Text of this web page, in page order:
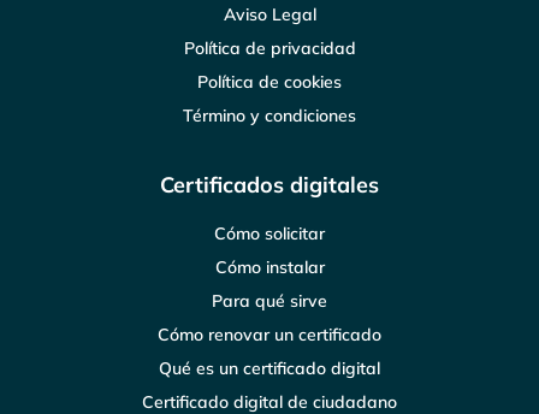
Aviso Legal
Política de privacidad
Política de cookies
Término y condiciones
Certificados digitales
Cómo solicitar
Cómo instalar
Para qué sirve
Cómo renovar un certificado
Qué es un certificado digital
Certificado digital de ciudadano